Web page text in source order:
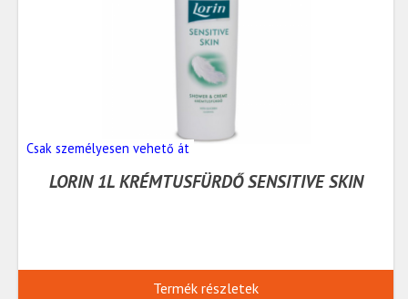
Csak személyesen vehető át
LORIN 1L KRÉMTUSFÜRDŐ SENSITIVE SKIN
Termék részletek